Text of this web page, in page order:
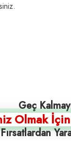
Geç
Olmak
Fırsatlardan